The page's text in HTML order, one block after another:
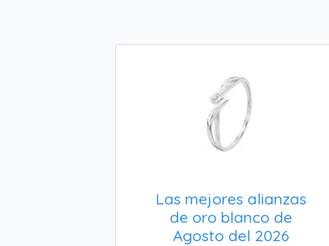
Las mejores alianzas
de oro blanco de
Agosto del 2026